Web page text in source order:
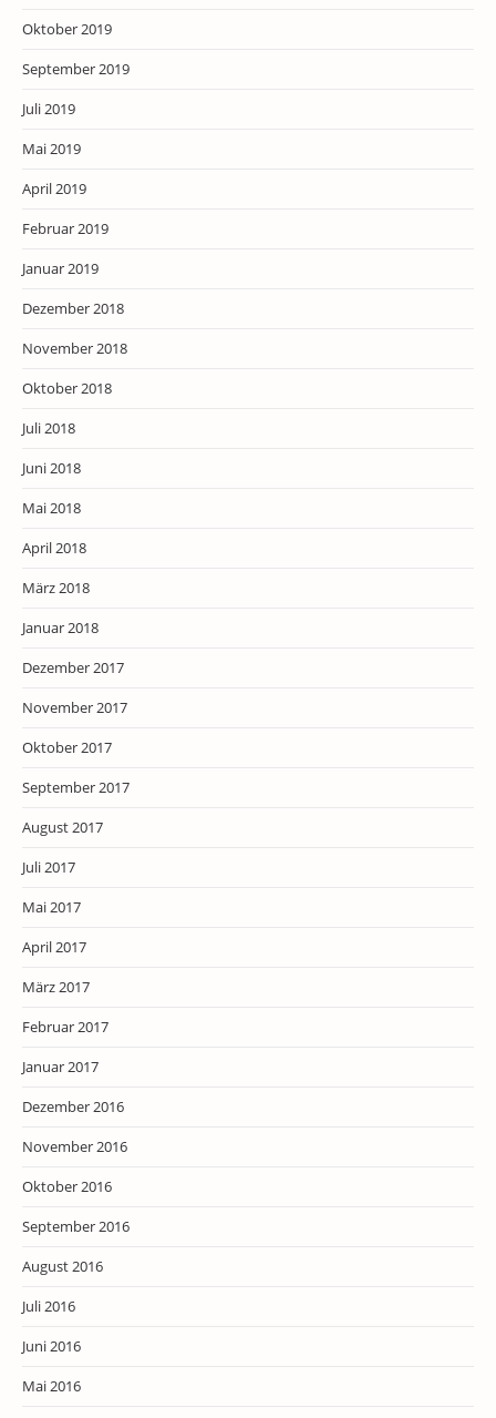
Oktober 2019
September 2019
Juli 2019
Mai 2019
April 2019
Februar 2019
Januar 2019
Dezember 2018
November 2018
Oktober 2018
Juli 2018
Juni 2018
Mai 2018
April 2018
März 2018
Januar 2018
Dezember 2017
November 2017
Oktober 2017
September 2017
August 2017
Juli 2017
Mai 2017
April 2017
März 2017
Februar 2017
Januar 2017
Dezember 2016
November 2016
Oktober 2016
September 2016
August 2016
Juli 2016
Juni 2016
Mai 2016